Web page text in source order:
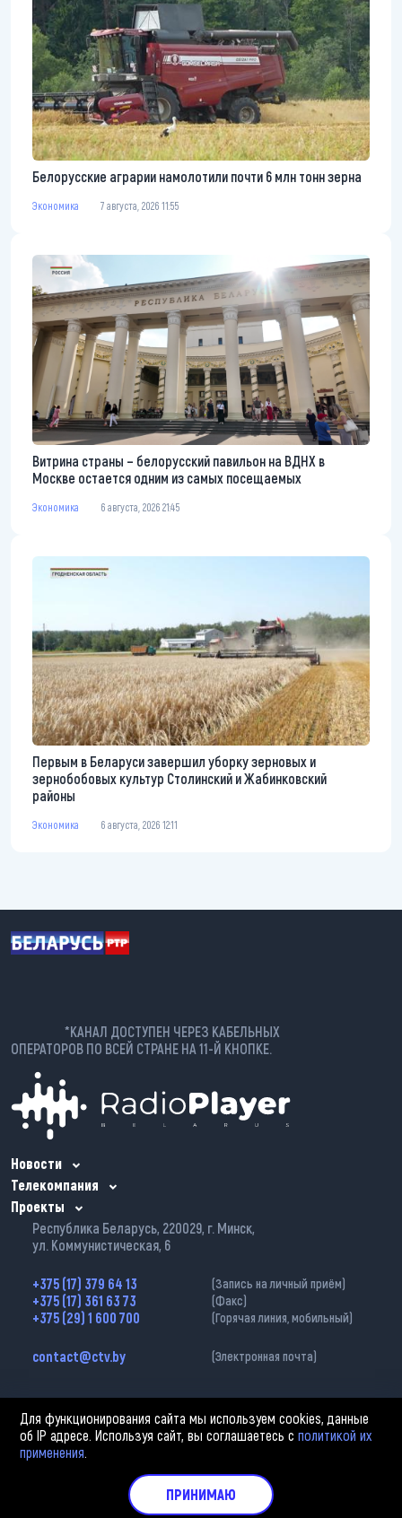
Белорусские аграрии намолотили почти 6 млн тонн зерна
Экономика 7 августа, 2026 11:55
Витрина страны – белорусский павильон на ВДНХ в
Москве остается одним из самых посещаемых
Экономика 6 августа, 2026 21:45
Первым в Беларуси завершил уборку зерновых и
зернобобовых культур Столинский и Жабинковский
районы
Экономика 6 августа, 2026 12:11
*КАНАЛ ДОСТУПЕН ЧЕРЕЗ КАБЕЛЬНЫХ
ОПЕРАТОРОВ ПО ВСЕЙ СТРАНЕ НА 11-Й КНОПКЕ.
Новости
Телекомпания
Проекты
Республика Беларусь, 220029, г. Минск,
ул. Коммунистическая, 6
+375 (17) 379 64 13 (Запись на личный приём)
+375 (17) 361 63 73 (Факс)
+375 (29) 1 600 700 (Горячая линия, мобильный)
contact@ctv.by (Электронная почта)
2002—2026 © ЗАО «Столичное телевидение». При любом использовании
материалов активная гиперссылка на «belarus-news.by» обязательна.
Политика обработки персональных данных
Для функционирования сайта мы используем cookies, данные
об IP адресе. Используя сайт, вы соглашаетесь сполитикой их
применения.
ПРИНИМАЮ